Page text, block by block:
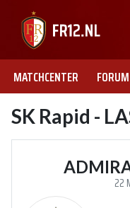
MATCHCENTER FORUM
SK Rapid -
22